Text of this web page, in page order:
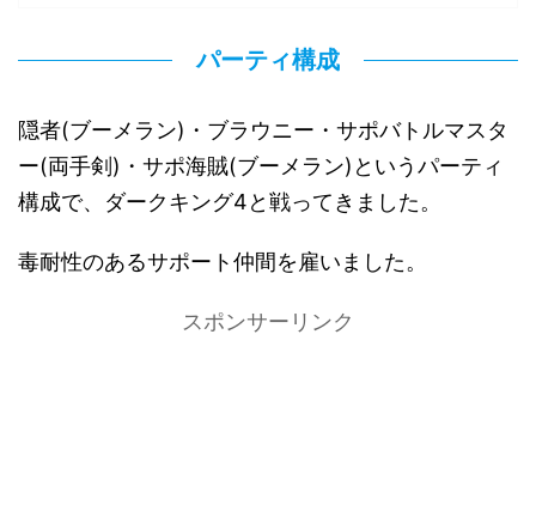
パーティ構成
隠者(ブーメラン)・ブラウニー・サポバトルマスタ
ー(両手剣)・サポ海賊(ブーメラン)というパーティ
構成で、ダークキング4と戦ってきました。
毒耐性のあるサポート仲間を雇いました。
スポンサーリンク